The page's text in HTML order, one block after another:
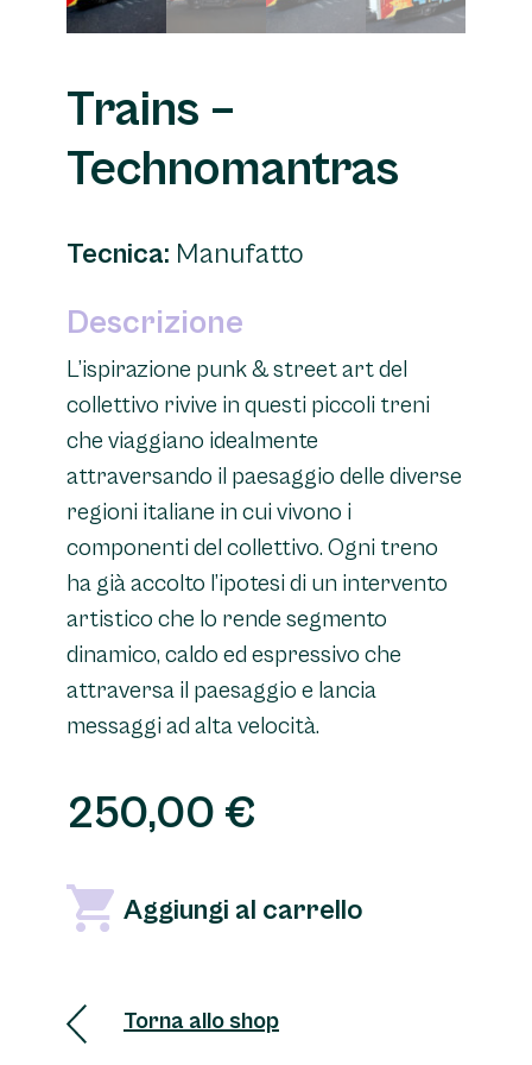
Trains –
Technomantras
Tecnica: Manufatto
Descrizione
L’ispirazione punk & street art del
collettivo rivive in questi piccoli treni
che viaggiano idealmente
attraversando il paesaggio delle diverse
regioni italiane in cui vivono i
componenti del collettivo. Ogni treno
ha già accolto l’ipotesi di un intervento
artistico che lo rende segmento
dinamico, caldo ed espressivo che
attraversa il paesaggio e lancia
messaggi ad alta velocità.
250,00 €
Trains
quantità
Aggiungi al carrello
Torna allo shop